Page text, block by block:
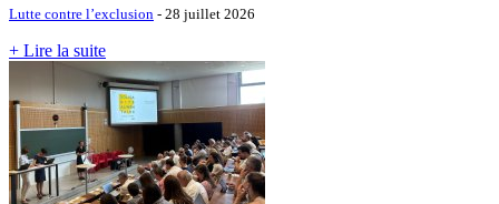
Lutte contre l’exclusion - 28 juillet 2026
+ Lire la suite